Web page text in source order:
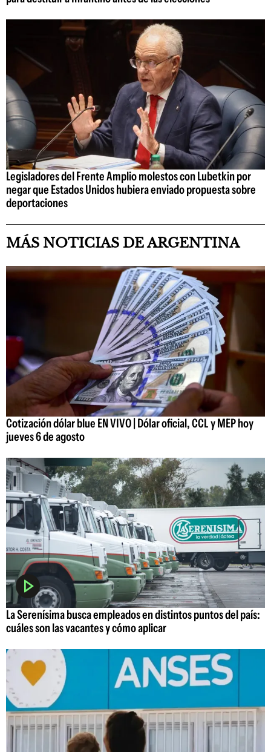
Legisladores del Frente Amplio molestos con Lubetkin por
negar que Estados Unidos hubiera enviado propuesta sobre
deportaciones
MÁS NOTICIAS DE ARGENTINA
Cotización dólar blue EN VIVO | Dólar oficial, CCL y MEP hoy
jueves 6 de agosto
La Serenísima busca empleados en distintos puntos del país:
cuáles son las vacantes y cómo aplicar